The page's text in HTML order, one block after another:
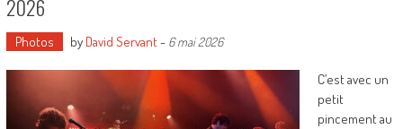
2026
Photos by David Servant- 6 mai 2026
C’est avec un
petit
pincement au